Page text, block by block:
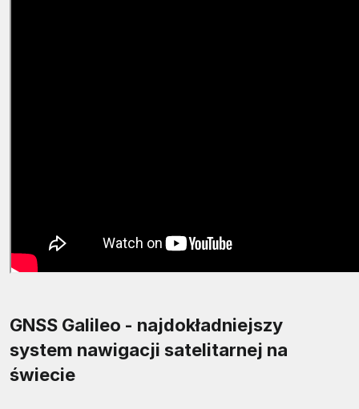
GNSS Galileo - najdokładniejszy
system nawigacji satelitarnej na
świecie